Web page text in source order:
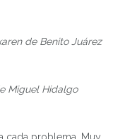
de Benito Juárez
Miguel Hidalgo
cada problema. Muy